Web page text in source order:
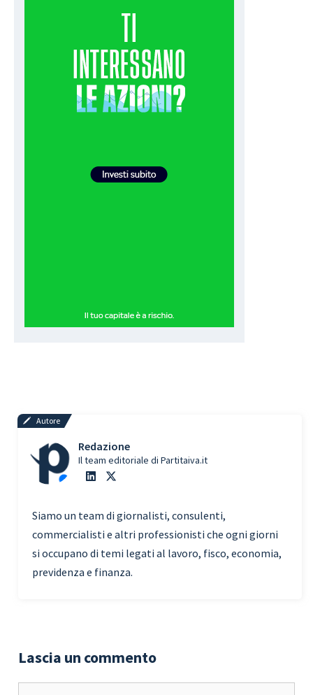
Autore
Redazione
Il team editoriale di Partitaiva.it
Siamo un team di giornalisti, consulenti,
commercialisti e altri professionisti che ogni giorni
si occupano di temi legati al lavoro, fisco, economia,
previdenza e finanza.
Lascia un commento